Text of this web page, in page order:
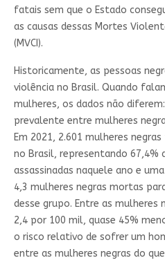
fatais sem que o Estado
as causas dessas Mortes
(MVCI).
Historicamente, as pessoas
violência no Brasil. Quando
mulheres, os dados não
prevalente entre mulheres
Em 2021, 2.601 mulheres
no Brasil, representando
assassinadas naquele ano e
4,3 mulheres negras mortas
desse grupo. Entre as mulheres
2,4 por 100 mil, quase 45%
o risco relativo de sofrer um
entre as mulheres negras do